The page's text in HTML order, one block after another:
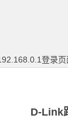
登录
D-Link